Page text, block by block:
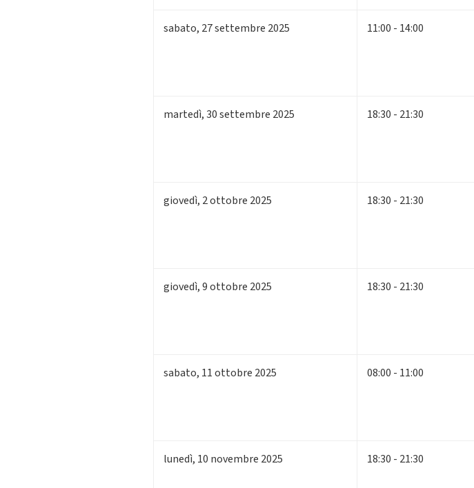
sabato, 27settembre 2025 11:00 - 14:00
martedì,30settembre 2025 18:30 - 21:30
giovedì, 2ottobre 2025 18:30 - 21:30
giovedì,9ottobre 2025 18:30 - 21:30
sabato, 11ottobre 2025 08:00 - 11:00
lunedì, 10 novembre 2025 18:30 - 21:30